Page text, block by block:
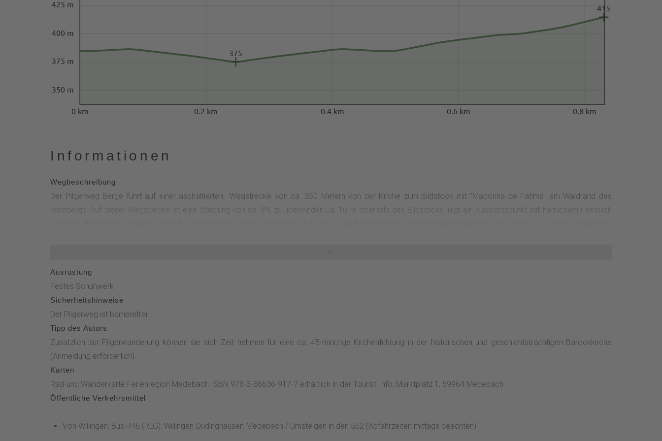
0 km 0.2 km 0.4 km 0.6 km 0.8 km
350 m
375 m
400 m
425 m
375
415
Informationen
Wegbeschreibung
Der Pilgerweg Berge führt auf einer asphaltierten Wegstrecke von ca. 350 Metern von der Kirche zum Bildstock mit "Madonna de Fatima" am Waldrand des
Hombergs. Auf dieser Wegstrecke ist eine Steigung von ca. 8% zu überwinden.Ca. 10 m oberhalb des Bildstocks liegt ein Aussichtspunkt mit herrlichem Fernblick
Ausrüstung
Festes Schuhwerk
Sicherheitshinweise
Der Pilgerweg ist barrierefrei.
Tipp des Autors
Zusätzlich zur Pilgerwanderung können sie sich Zeit nehmen für eine ca. 45-minütige Kirchenführung in der historischen und geschichtsträchtigen Barockkirche
(Anmeldung erforderlich).
Karten
Rad-und Wanderkarte Ferienregion Medebach ISBN 978-3-86636-917-7 erhältlich in der Tourist-Info, Marktplatz 1, 59964 Medebach
Öffentliche Verkehrsmittel
Von Willingen: Bus R46 (RLG): Willingen-Düdinghausen-Medebach / Umsteigen in den 562 (Abfahrzeiten mittags beachten)